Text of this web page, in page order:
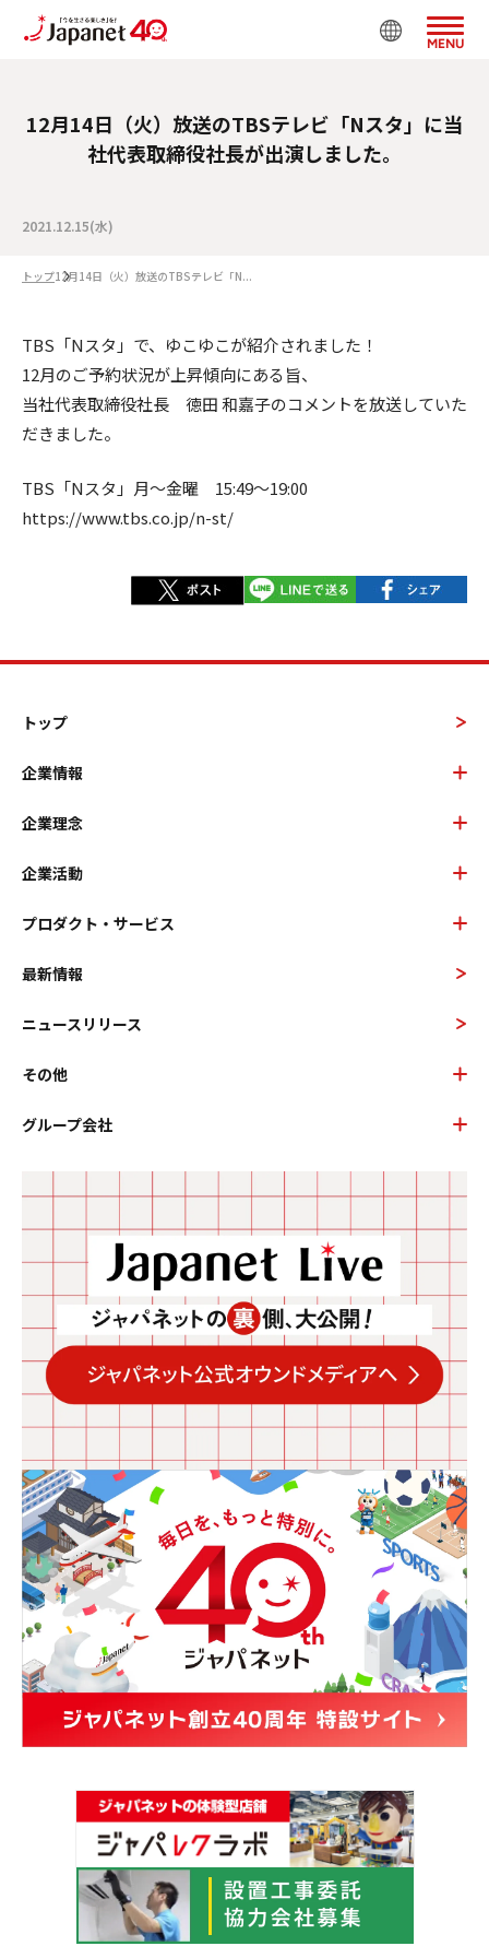
MENU
12月14日（火）放送のTBSテレビ「Nスタ」に当
社代表取締役社長が出演しました。
2021.12.15(水)
トップ12月14日（火）放送のTBSテレビ「N...
TBS「Nスタ」で、ゆこゆこが紹介されました！
12月のご予約状況が上昇傾向にある旨、
当社代表取締役社長 徳田 和嘉子のコメントを放送していた
だきました。
TBS「Nスタ」月～金曜 15:49～19:00
https://www.tbs.co.jp/n-st/
トップ
企業情報
企業理念
企業活動
プロダクト・サービス
最新情報
ニュースリリース
その他
グループ会社